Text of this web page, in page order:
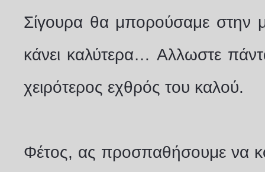
Σίγουρα θα μπορούσαμε στην
κάνει καλύτερα… Aλλωστε
χειρότερος εχθρός του καλού.
Φέτος, ας προσπαθήσουμε να